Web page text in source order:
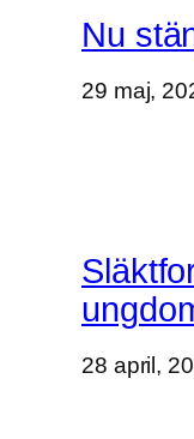
Nu
29 maj,
28 april,